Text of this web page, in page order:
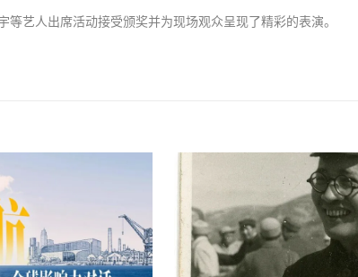
等艺人出席活动接受颁奖并为现场观众呈现了精彩的表演。